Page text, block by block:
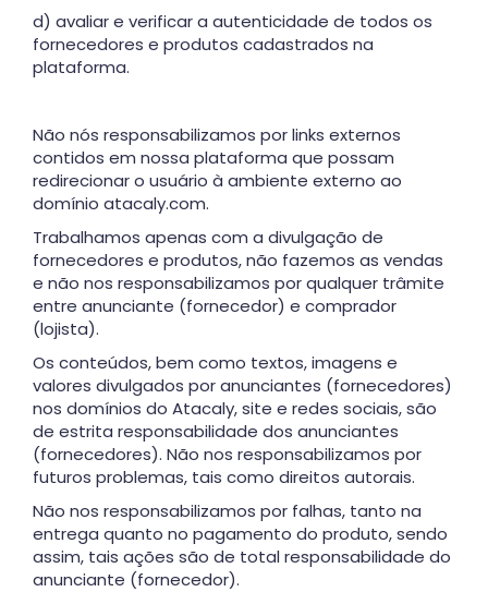
d) avaliar e verificar a autenticidade de todos os
fornecedores e produtos cadastrados na
plataforma.
Não nós responsabilizamos por links externos
contidos em nossa plataforma que possam
redirecionar o usuário à ambiente externo ao
domínio atacaly.com.
Trabalhamos apenas com a divulgação de
fornecedores e produtos, não fazemos as vendas
e não nos responsabilizamos por qualquer trâmite
entre anunciante (fornecedor) e comprador
(lojista).
Os conteúdos, bem como textos, imagens e
valores divulgados por anunciantes (fornecedores)
nos domínios do Atacaly, site e redes sociais, são
de estrita responsabilidade dos anunciantes
(fornecedores). Não nos responsabilizamos por
futuros problemas, tais como direitos autorais.
Não nos responsabilizamos por falhas, tanto na
entrega quanto no pagamento do produto, sendo
assim, tais ações são de total responsabilidade do
anunciante (fornecedor).